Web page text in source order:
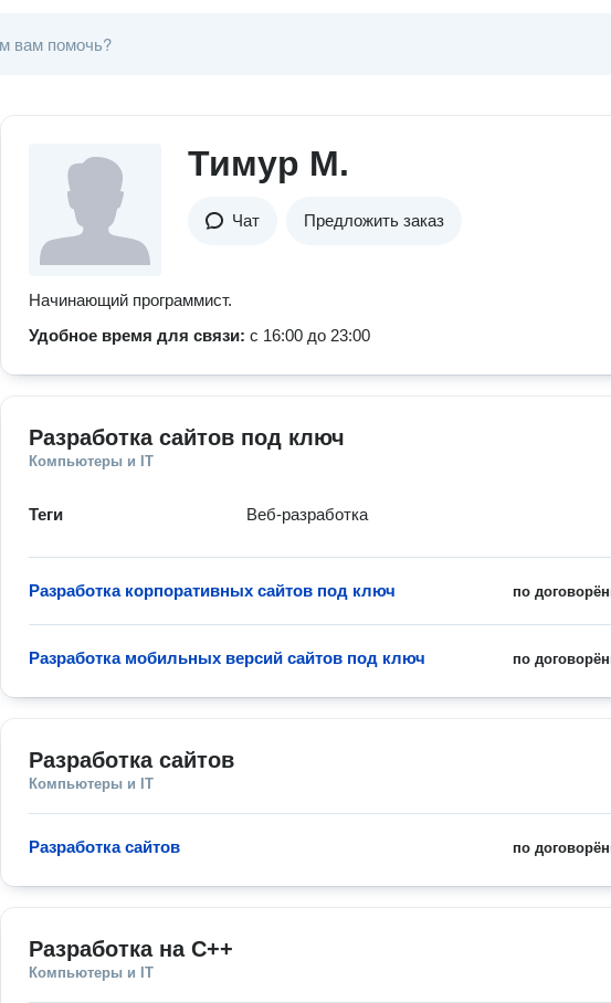
Тимур М.
Чат Предложить заказ
Начинающий программист.
Удобное время для связи: с 16:00 до 23:00
Разработка сайтов под ключ
Компьютеры и IT
Теги Веб-разработка
по
Разработка корпоративных сайтов под ключ
по
Разработка мобильных версий сайтов под ключ
Разработка сайтов
Компьютеры и IT
по
Разработка сайтов
Разработка на С++
Компьютеры и IT